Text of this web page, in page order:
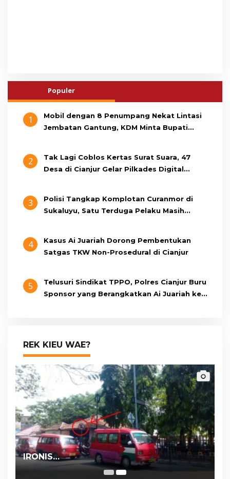
Populer
1
Mobil dengan 8 Penumpang Nekat Lintasi
Jembatan Gantung, KDM Minta Bupati
2
Tak Lagi Coblos Kertas Surat Suara, 47
Desa di Cianjur Gelar Pilkades Digital
3
Polisi Tangkap Komplotan Curanmor di
Sukaluyu, Satu Terduga Pelaku Masih
4
Kasus Ai Juariah Dorong Pembentukan
Satgas TKW Non-Prosedural di Cianjur
5
Telusuri Sindikat TPPO, Polres Cianjur Buru
Sponsor yang Berangkatkan Ai Juariah ke
REK KIEU WAE?
IRONIS…